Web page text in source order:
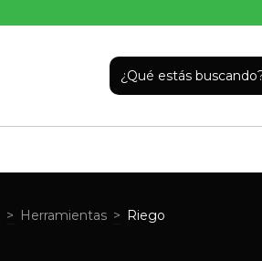
> Herramientas > Riego